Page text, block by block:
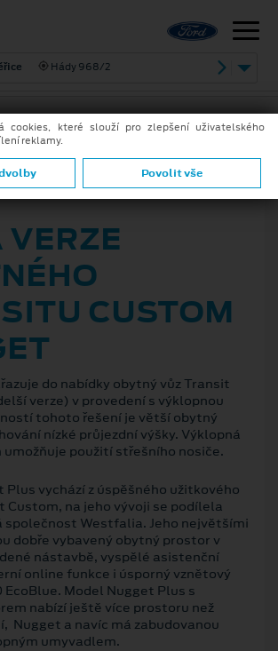
Hády 968/2
VERZE
CUSTOM
do nabídky obytný vůz Transit
verze) v provedení s výklopnou
tohoto řešení je větší obytný
nízké průjezdní výšky. Výklopná
použití střešního nosiče.
vychází z úspěšného užitkového
Custom, na jeho vývoji se podílela
společnost Westfalia. Jeho největšími
dobře vybavený obytný prostor v
nástavbě, vyspělé asistenční
online funkce i úsporný vznětový
Model Nugget Plus s
nabízí ještě více prostoru než
Nugget a navíc má zabudovanou
umyvadlem.
cookies, které slouží pro zlepšení uživatelského
reklamy.
Povolit vše